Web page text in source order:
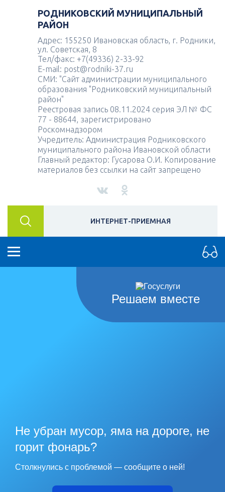
РОДНИКОВСКИЙ МУНИЦИПАЛЬНЫЙ
РАЙОН
Адрес: 155250 Ивановская область, г. Родники,
ул. Советская, 8
Тел/факс: +7(49336) 2-33-92
E-mail: post@rodniki-37.ru
СМИ: "Сайт администрации муниципального
образования "Родниковский муниципальный
район"
Реестровая запись 08.11.2024 серия ЭЛ № ФС
77 - 88644, зарегистрировано
Роскомнадзором
Учредитель: Администрация Родниковского
муниципального района Ивановской области
Главный редактор: Гусарова О.И. Копирование
материалов без ссылки на сайт запрещено
ИНТЕРНЕТ-ПРИЕМНАЯ
Решаем вместе
Не убран мусор, яма на дороге, не
горит фонарь?
Столкнулись с проблемой — сообщите о ней!